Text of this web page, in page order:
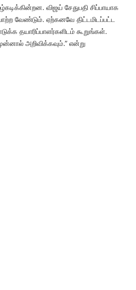
விஜய் சேதுபதி சிப்பாயாக
வேண்டும். ஏற்கனவே திட்டமிடப்பட்ட
தயாரிப்பாளர்களிடம் கூறுங்கள்.
அறிவிக்கவும்.” என்று